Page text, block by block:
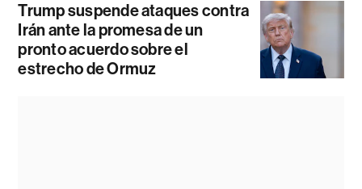
Trump suspende ataques contra
Irán ante la promesa de un
pronto acuerdo sobre el
estrecho de Ormuz